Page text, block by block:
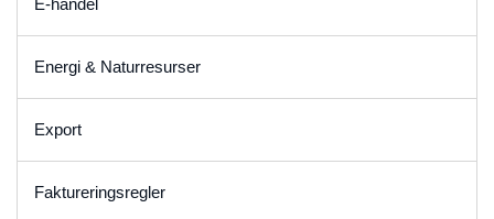
E-handel
Energi & Naturresurser
Export
Faktureringsregler